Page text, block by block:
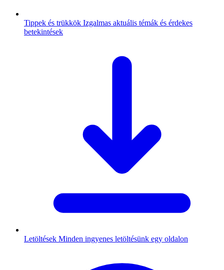
Tippek és trükkök Izgalmas aktuális témák és érdekes
betekintések
Letöltések Minden ingyenes letöltésünk egy oldalon